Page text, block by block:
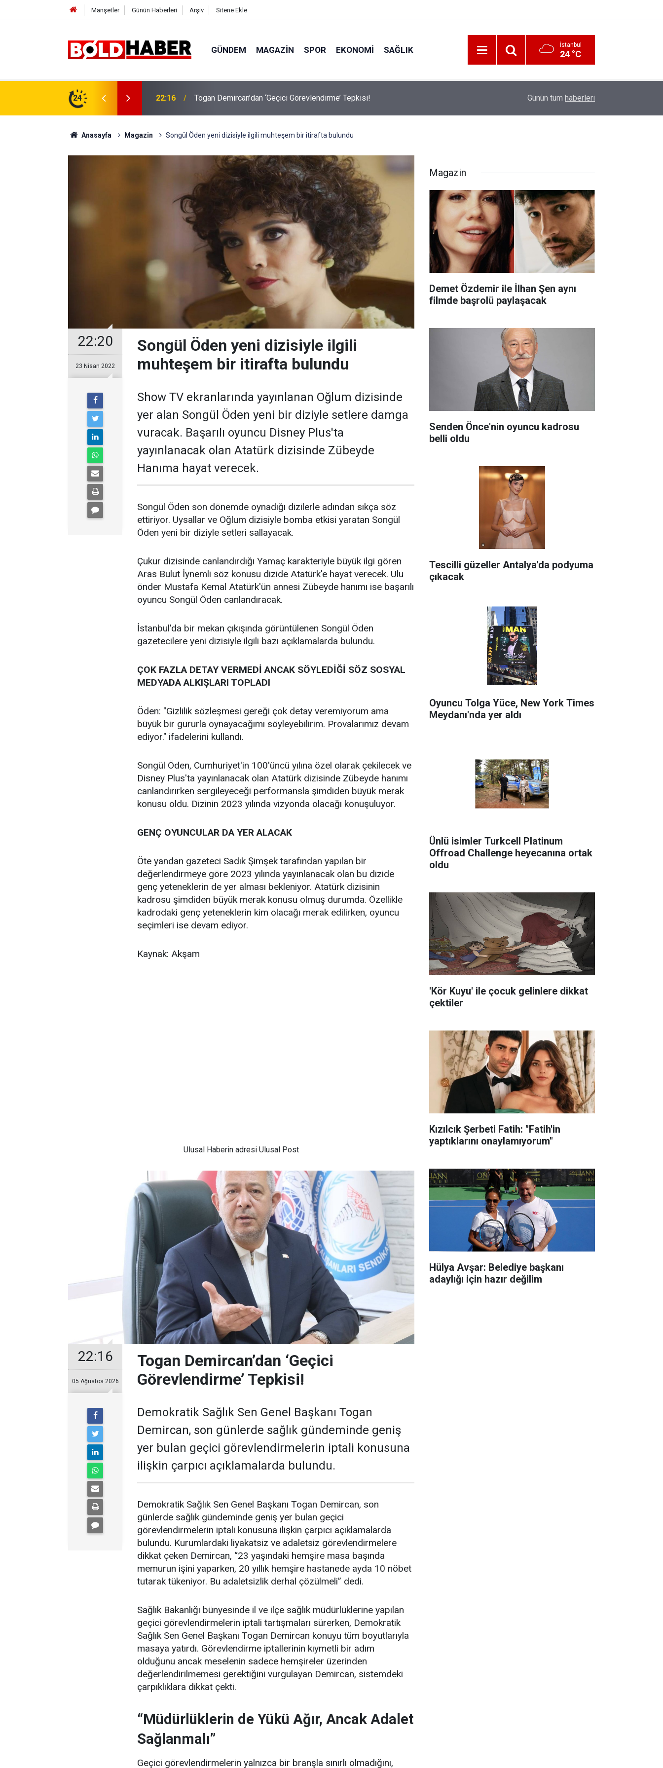
Manşetler Günün Haberleri Arşiv Sitene Ekle
GÜNDEM MAGAZIN SPOR EKONOMI SAĞLIK İstanbul
24 °C
24 19:32 Sıcak Havalarda Ödem Şikayetini Hafife Almayın! İzmir 112’de Kan Donduran İddialar!
Günün tüm haberleri
Anasayfa Magazin Songül Öden yeni dizisiyle ilgili muhteşem bir itirafta bulundu
22:20
23 Nisan 2022
Songül Öden yeni dizisiyle ilgili
muhteşem bir itirafta bulundu
Show TV ekranlarında yayınlanan Oğlum dizisinde
yer alan Songül Öden yeni bir diziyle setlere damga
vuracak. Başarılı oyuncu Disney Plus'ta
yayınlanacak olan Atatürk dizisinde Zübeyde
Hanıma hayat verecek.
Songül Öden son dönemde oynadığı dizilerle adından sıkça söz
ettiriyor. Uysallar ve Oğlum dizisiyle bomba etkisi yaratan Songül
Öden yeni bir diziyle setleri sallayacak.
Çukur dizisinde canlandırdığı Yamaç karakteriyle büyük ilgi gören
Aras Bulut İynemli söz konusu dizide Atatürk'e hayat verecek. Ulu
önder Mustafa Kemal Atatürk'ün annesi Zübeyde hanımı ise başarılı
oyuncu Songül Öden canlandıracak.
İstanbul'da bir mekan çıkışında görüntülenen Songül Öden
gazetecilere yeni dizisiyle ilgili bazı açıklamalarda bulundu.
ÇOK FAZLA DETAY VERMEDİ ANCAK SÖYLEDİĞİ SÖZ SOSYAL
MEDYADA ALKIŞLARI TOPLADI
Öden: "Gizlilik sözleşmesi gereği çok detay veremiyorum ama
büyük bir gururla oynayacağımı söyleyebilirim. Provalarımız devam
ediyor." ifadelerini kullandı.
Songül Öden, Cumhuriyet'in 100'üncü yılına özel olarak çekilecek ve
Disney Plus'ta yayınlanacak olan Atatürk dizisinde Zübeyde hanımı
canlandırırken sergileyeceği performansla şimdiden büyük merak
konusu oldu. Dizinin 2023 yılında vizyonda olacağı konuşuluyor.
GENÇ OYUNCULAR DA YER ALACAK
Öte yandan gazeteci Sadık Şimşek tarafından yapılan bir
değerlendirmeye göre 2023 yılında yayınlanacak olan bu dizide
genç yeteneklerin de yer alması bekleniyor. Atatürk dizisinin
kadrosu şimdiden büyük merak konusu olmuş durumda. Özellikle
kadrodaki genç yeteneklerin kim olacağı merak edilirken, oyuncu
seçimleri ise devam ediyor.
Kaynak: Akşam
Ulusal Haberin adresi Ulusal Post
22:16
05 Ağustos 2026
Togan Demircan’dan ‘Geçici
Görevlendirme’ Tepkisi!
Demokratik Sağlık Sen Genel Başkanı Togan
Demircan, son günlerde sağlık gündeminde geniş
yer bulan geçici görevlendirmelerin iptali konusuna
ilişkin çarpıcı açıklamalarda bulundu.
Demokratik Sağlık Sen Genel Başkanı Togan Demircan, son
günlerde sağlık gündeminde geniş yer bulan geçici
görevlendirmelerin iptali konusuna ilişkin çarpıcı açıklamalarda
bulundu. Kurumlardaki liyakatsiz ve adaletsiz görevlendirmelere
dikkat çeken Demircan, “23 yaşındaki hemşire masa başında
memurun işini yaparken, 20 yıllık hemşire hastanede ayda 10 nöbet
tutarak tükeniyor. Bu adaletsizlik derhal çözülmeli” dedi.
Sağlık Bakanlığı bünyesinde il ve ilçe sağlık müdürlüklerine yapılan
geçici görevlendirmelerin iptali tartışmaları sürerken, Demokratik
Sağlık Sen Genel Başkanı Togan Demircan konuyu tüm boyutlarıyla
masaya yatırdı. Görevlendirme iptallerinin kıymetli bir adım
olduğunu ancak meselenin sadece hemşireler üzerinden
değerlendirilmemesi gerektiğini vurgulayan Demircan, sistemdeki
çarpıklıklara dikkat çekti.
“Müdürlüklerin de Yükü Ağır, Ancak Adalet
Sağlanmalı”
Geçici görevlendirmelerin yalnızca bir branşla sınırlı olmadığını,
Magazin
Demet Özdemir ile İlhan Şen aynı
filmde başrolü paylaşacak
Senden Önce'nin oyuncu kadrosu
belli oldu
Tescilli güzeller Antalya'da podyuma
çıkacak
Oyuncu Tolga Yüce, New York Times
Meydanı'nda yer aldı
Ünlü isimler Turkcell Platinum
Offroad Challenge heyecanına ortak
oldu
'Kör Kuyu' ile çocuk gelinlere dikkat
çektiler
Kızılcık Şerbeti Fatih: "Fatih'in
yaptıklarını onaylamıyorum"
Hülya Avşar: Belediye başkanı
adaylığı için hazır değilim